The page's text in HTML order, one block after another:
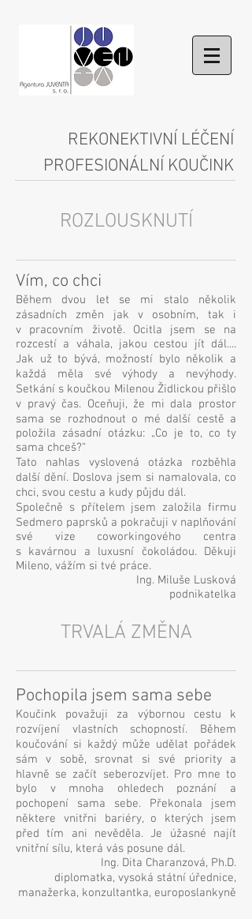
PROFESIONÁLNÍ KOUČINK
REKONEKTIVNÍ LÉČENÍ
Pochopila jsem sama sebe
Koučink považuji za výbornou cestu k
rozvíjení vlastních schopností. Během
koučování si každý může udělat pořádek
sám v sobě, srovnat si své priority a
hlavně se začít seberozvíjet. Pro mne to
bylo v mnoha ohledech poznání a
pochopení sama sebe. Překonala jsem
některe vnitřni bariéry, o kterých jsem
před tím ani nevěděla. Je úžasné najít
vnitřní sílu, která vás posune dál.
Ing. Dita Charanzová, Ph.D.
diplomatka, vysoká státní úřednice,
manažerka, konzultantka, europoslankyně
Vím, co chci
Během dvou let se mi stalo několik
zásadních změn jak v osobním, tak i
v pracovním životě. Ocitla jsem se na
rozcestí a váhala, jakou cestou jít dál....
Jak už to bývá, možností bylo několik a
každá měla své výhody a nevýhody.
Setkání s koučkou Milenou Židlickou přišlo
v pravý čas. Oceňuji, že mi dala prostor
sama se rozhodnout o mé další cestě a
položila zásadní otázku: „Co je to, co ty
sama chceš?“
Tato nahlas vyslovená otázka rozběhla
další dění. Doslova jsem si namalovala, co
chci, svou cestu a kudy půjdu dál.
Společně s přítelem jsem založila firmu
Sedmero paprsků a pokračuji v naplňování
své vize coworkingového centra
s kavárnou a luxusní čokoládou. Děkuji
Mileno, vážím si tvé práce.
Ing. Miluše Lusková
podnikatelka
ROZLOUSKNUTÍ
TRVALÁ ZMĚNA